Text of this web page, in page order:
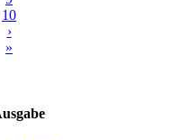
10
›
»